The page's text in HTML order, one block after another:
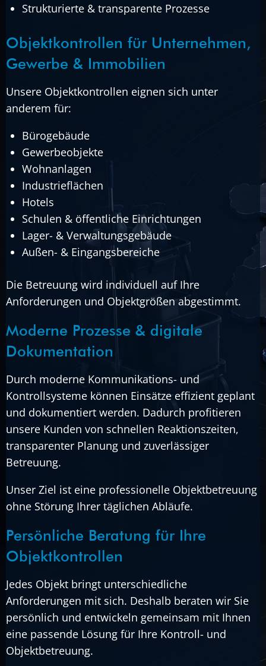
Strukturierte & transparente Prozesse
Objektkontrollen für Unternehmen,
Gewerbe & Immobilien
Unsere Objektkontrollen eignen sich unter
anderem für:
Bürogebäude
Gewerbeobjekte
Wohnanlagen
Industrieflächen
Hotels
Schulen & öffentliche Einrichtungen
Lager- & Verwaltungsgebäude
Außen- & Eingangsbereiche
Die Betreuung wird individuell auf Ihre
Anforderungen und Objektgrößen abgestimmt.
Moderne Prozesse & digitale
Dokumentation
Durch moderne Kommunikations- und
Kontrollsysteme können Einsätze effizient geplant
und dokumentiert werden. Dadurch profitieren
unsere Kunden von schnellen Reaktionszeiten,
transparenter Planung und zuverlässiger
Betreuung.
Unser Ziel ist eine professionelle Objektbetreuung
ohne Störung Ihrer täglichen Abläufe.
Persönliche Beratung für Ihre
Objektkontrollen
Jedes Objekt bringt unterschiedliche
Anforderungen mit sich. Deshalb beraten wir Sie
persönlich und entwickeln gemeinsam mit Ihnen
eine passende Lösung für Ihre Kontroll- und
Objektbetreuung.